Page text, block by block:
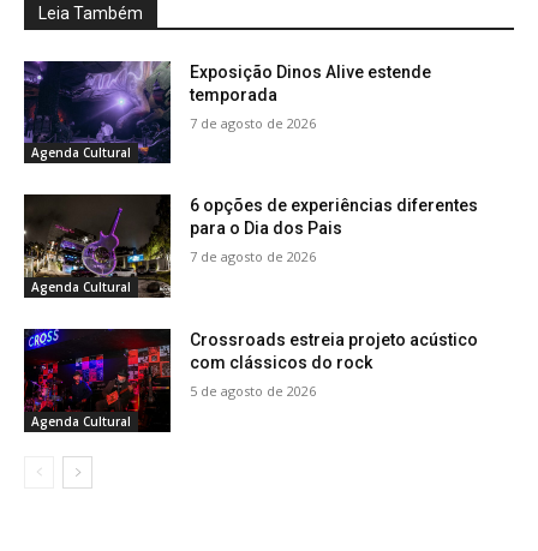
Leia Também
Agenda Cultural
Exposição Dinos Alive estende
temporada
7 de agosto de 2026
Agenda Cultural
6 opções de experiências diferentes
para o Dia dos Pais
7 de agosto de 2026
Agenda Cultural
Crossroads estreia projeto acústico
com clássicos do rock
5 de agosto de 2026